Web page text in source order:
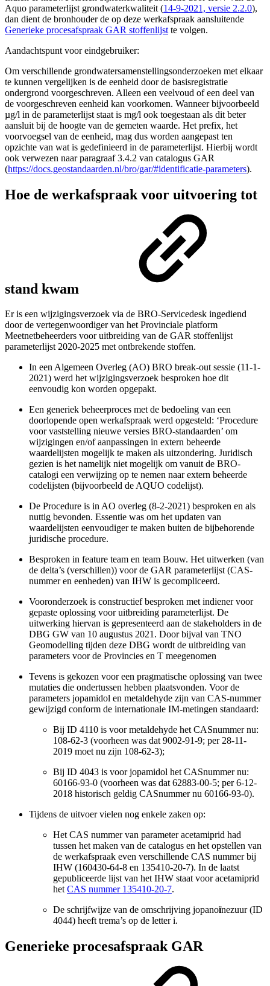
Aquo parameterlijst grondwaterkwaliteit (14-9-2021, versie 2.2.0),
dan dient de bronhouder de op deze werkafspraak aansluitende
Generieke procesafspraak GAR stoffenlijst te volgen.
Aandachtspunt voor eindgebruiker:
Om verschillende grondwatersamenstellingsonderzoeken met elkaar
te kunnen vergelijken is de eenheid door de basisregistratie
ondergrond voorgeschreven. Alleen een veelvoud of een deel van
de voorgeschreven eenheid kan voorkomen. Wanneer bijvoorbeeld
µg/l in de parameterlijst staat is mg/l ook toegestaan als dit beter
aansluit bij de hoogte van de gemeten waarde. Het prefix, het
voorvoegsel van de eenheid, mag dus worden aangepast ten
opzichte van wat is gedefinieerd in de parameterlijst. Hierbij wordt
ook verwezen naar paragraaf 3.4.2 van catalogus GAR
(https://docs.geostandaarden.nl/bro/gar/#identificatie-parameters).
Hoe de werkafspraak voor uitvoering tot
stand kwam
Er is een wijzigingsverzoek via de BRO-Servicedesk ingediend
door de vertegenwoordiger van het Provinciale platform
Meetnetbeheerders voor uitbreiding van de GAR stoffenlijst
parameterlijst 2020-2025 met ontbrekende stoffen.
In een Algemeen Overleg (AO) BRO break-out sessie (11-1-
2021) werd het wijzigingsverzoek besproken hoe dit
eenvoudig kon worden opgepakt.
Een generiek beheerproces met de bedoeling van een
doorlopende open werkafspraak werd opgesteld: ‘Procedure
voor vaststelling nieuwe versies BRO-standaarden’ om
wijzigingen en/of aanpassingen in extern beheerde
waardelijsten mogelijk te maken als uitzondering. Juridisch
gezien is het namelijk niet mogelijk om vanuit de BRO-
catalogi een verwijzing op te nemen naar extern beheerde
codelijsten (bijvoorbeeld de AQUO codelijst).
De Procedure is in AO overleg (8-2-2021) besproken en als
nuttig bevonden. Essentie was om het updaten van
waardelijsten eenvoudiger te maken buiten de bijbehorende
juridische procedure.
Besproken in feature team en team Bouw. Het uitwerken (van
de delta’s (verschillen)) voor de GAR parameterlijst (CAS-
nummer en eenheden) van IHW is gecompliceerd.
Vooronderzoek is constructief besproken met indiener voor
gepaste oplossing voor uitbreiding parameterlijst. De
uitwerking hiervan is gepresenteerd aan de stakeholders in de
DBG GW van 10 augustus 2021. Door bijval van TNO
Geomodelling tijden deze DBG wordt de uitbreiding van
parameters voor de Provincies en T meegenomen
Tevens is gekozen voor een pragmatische oplossing van twee
mutaties die ondertussen hebben plaatsvonden. Voor de
parameters jopamidol en metaldehyde zijn van CAS-nummer
gewijzigd conform de internationale IM-metingen standaard:
Bij ID 4110 is voor metaldehyde het CASnummer nu:
108-62-3 (voorheen was dat 9002-91-9; per 28-11-
2019 moet nu zijn 108-62-3);
Bij ID 4043 is voor jopamidol het CASnummer nu:
60166-93-0 (voorheen was dat 62883-00-5; per 6-12-
2018 historisch geldig CASnummer nu 60166-93-0).
Tijdens de uitvoer vielen nog enkele zaken op:
Het CAS nummer van parameter acetamiprid had
tussen het maken van de catalogus en het opstellen van
de werkafspraak even verschillende CAS nummer bij
IHW (160430-64-8 en 135410-20-7). In de laatst
gepubliceerde lijst van het IHW staat voor acetamiprid
hetCAS nummer 135410-20-7.
De schrijfwijze van de omschrijving jopanoïnezuur (ID
4044) heeft trema’s op de letter i.
Generieke procesafspraak GAR